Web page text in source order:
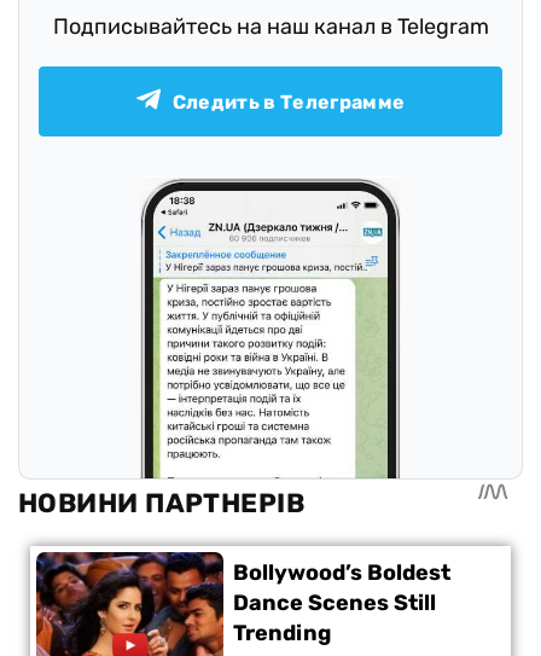
Подписывайтесь на наш канал в Telegram
Следить в Телеграмме